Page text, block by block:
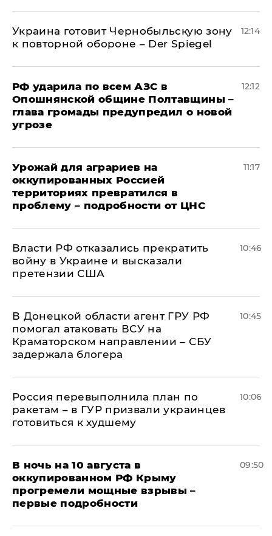
Украина готовит Чернобыльскую зону
к повторной обороне – Der Spiegel
12:14
РФ ударила по всем АЗС в
Опошнянской общине Полтавщины –
глава громады предупредил о новой
угрозе
12:12
Урожай для аграриев на
оккупированных Россией
территориях превратился в
проблему – подробности от ЦНС
11:17
Власти РФ отказались прекратить
войну в Украине и высказали
претензии США
10:46
В Донецкой области агент ГРУ РФ
помогал атаковать ВСУ на
Краматорском направлении – СБУ
задержала блогера
10:45
Россия перевыполнила план по
ракетам – в ГУР призвали украинцев
готовиться к худшему
10:06
В ночь на 10 августа в
оккупированном РФ Крыму
прогремели мощные взрывы –
первые подробности
09:50